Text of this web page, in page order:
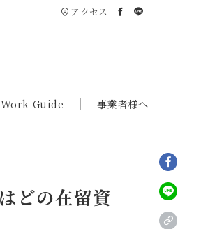
アクセス
Guide 事業者様へ
どの在留資